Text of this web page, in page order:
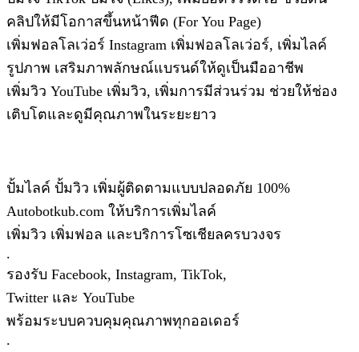
คลิปให้มีโอกาสขึ้นหน้าฟีด (For You Page)
เพิ่มฟอลโลเว่อร์ Instagram เพิ่มฟอลโลเว่อร์, เพิ่มไลค์
รูปภาพ เสริมภาพลักษณ์แบรนด์ให้ดูเป็นมืออาชีพ
เพิ่มวิว YouTube เพิ่มวิว, เพิ่มการมีส่วนร่วม ช่วยให้ช่อง
เติบโตและดูมีคุณภาพในระยะยาว
ปั้มไลค์ ปั้มวิว เพิ่มผู้ติดตามแบบปลอดภัย 100%
Autobotkub.com ให้บริการเพิ่มไลค์
เพิ่มวิว เพิ่มฟอล และบริการโซเชียลครบวงจร
.
รองรับ Facebook, Instagram, TikTok,
Twitter และ YouTube
พร้อมระบบควบคุมคุณภาพทุกออเดอร์
.